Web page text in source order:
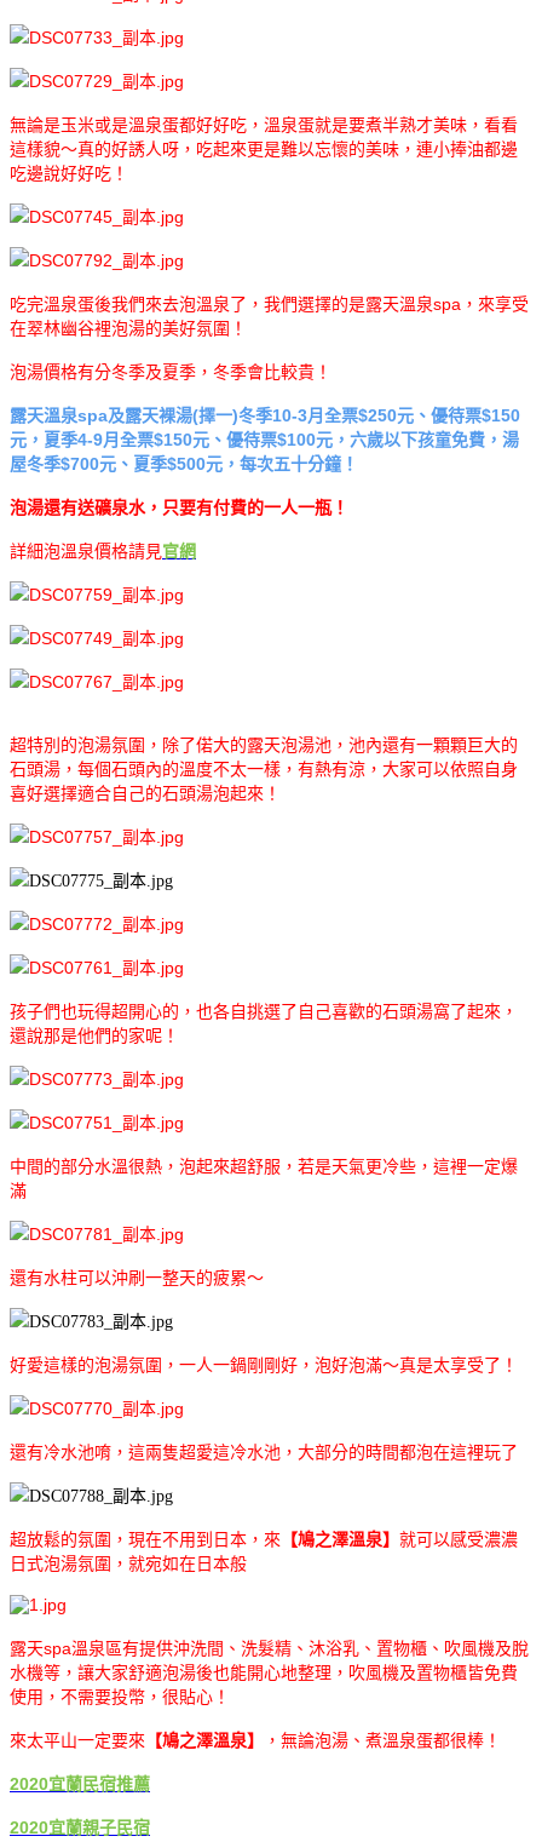
無論是玉米或是溫泉蛋都好好吃，溫泉蛋就是要煮半熟才美味，看看
這樣貌～真的好誘人呀，吃起來更是難以忘懷的美味，連小捧油都邊
吃邊說好好吃！
吃完溫泉蛋後我們來去泡溫泉了，我們選擇的是露天溫泉spa，來享受
在翠林幽谷裡泡湯的美好氛圍！
泡湯價格有分冬季及夏季，冬季會比較貴！
露天溫泉spa及露天裸湯(擇一)冬季10-3月全票$250元、優待票$150
元，夏季4-9月全票$150元、優待票$100元，六歲以下孩童免費，湯
屋冬季$700元、夏季$500元，每次五十分鐘！
泡湯還有送礦泉水，只要有付費的一人一瓶！
詳細泡溫泉價格請見官網
超特別的泡湯氛圍，除了偌大的露天泡湯池，池內還有一顆顆巨大的
石頭湯，每個石頭內的溫度不太一樣，有熱有涼，大家可以依照自身
喜好選擇適合自己的石頭湯泡起來！
孩子們也玩得超開心的，也各自挑選了自己喜歡的石頭湯窩了起來，
還說那是他們的家呢！
中間的部分水溫很熱，泡起來超舒服，若是天氣更冷些，這裡一定爆
滿
還有水柱可以沖刷一整天的疲累～
好愛這樣的泡湯氛圍，一人一鍋剛剛好，泡好泡滿～真是太享受了！
還有冷水池唷，這兩隻超愛這冷水池，大部分的時間都泡在這裡玩了
超放鬆的氛圍，現在不用到日本，來 【鳩之澤溫泉】 就可以感受濃濃
日式泡湯氛圍，就宛如在日本般
露天spa溫泉區有提供沖洗間、洗髮精、沐浴乳、置物櫃、吹風機及脫
水機等，讓大家舒適泡湯後也能開心地整理，吹風機及置物櫃皆免費
使用，不需要投幣，很貼心！
來太平山一定要來 【鳩之澤溫泉】 ，無論泡湯、煮溫泉蛋都很棒！
2020宜蘭民宿推薦
2020宜蘭親子民宿